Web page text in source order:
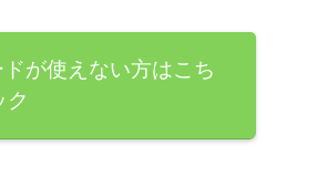
が使えない方はこち
ク